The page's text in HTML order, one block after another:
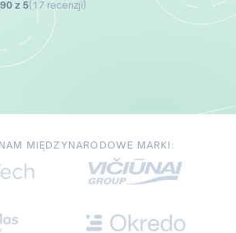
z 5(17 recenzji)
MIĘDZYNARODOWE MARKI: